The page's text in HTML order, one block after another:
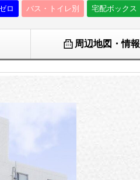
ロ バス・トイレ別 宅配ボックス
周辺地図・情報